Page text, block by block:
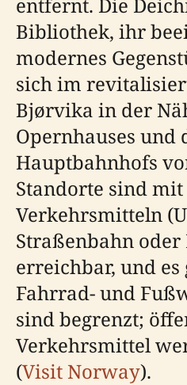
Bibliothek, ihr
modernes
sich im
Bjørvika in der
Opernhauses und
Hauptbahnhofs
Standorte sind
Verkehrsmitteln
Straßenbahn oder
erreichbar, und
Fahrrad- und
sind begrenzt;
Verkehrsmittel
(Visit Norway).